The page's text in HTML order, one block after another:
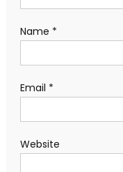
Name *
Email *
Website